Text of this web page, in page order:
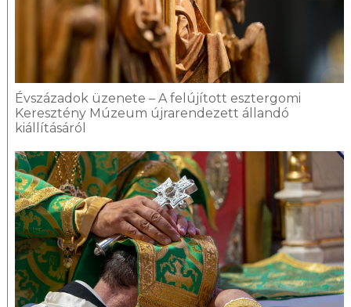
Évszázadok üzenete – A felújított esztergomi
Keresztény Múzeum újrarendezett állandó
kiállításáról